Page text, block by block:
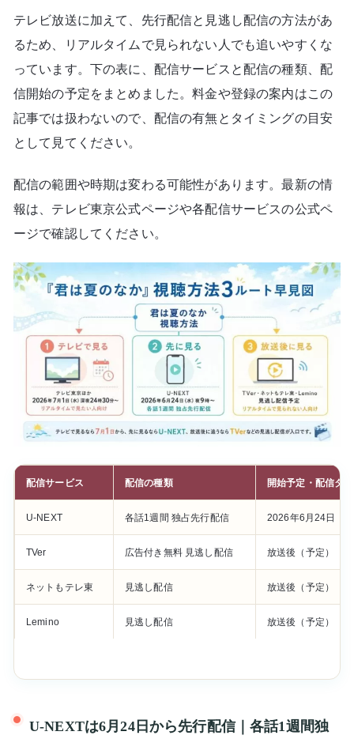
テレビ放送に加えて、先行配信と見逃し配信の方法があ
るため、リアルタイムで見られない人でも追いやすくな
っています。下の表に、配信サービスと配信の種類、配
信開始の予定をまとめました。料金や登録の案内はこの
記事では扱わないので、配信の有無とタイミングの目安
として見てください。
配信の範囲や時期は変わる可能性があります。最新の情
報は、テレビ東京公式ページや各配信サービスの公式ペ
ージで確認してください。
配信サービス 配信の種類 開始予定・配信タ
U-NEXT 各話1週間 独占先行配信 2026年6月24日（
TVer 広告付き無料 見逃し配信 放送後（予定）
ネットもテレ東 見逃し配信 放送後（予定）
Lemino 見逃し配信 放送後（予定）
U-NEXTは6月24日から先行配信｜各話1週間独